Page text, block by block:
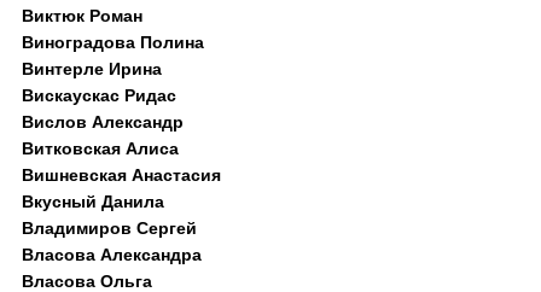
Виктюк Роман
Виноградова Полина
Винтерле Ирина
Вискаускас Ридас
Вислов Александр
Витковская Алиса
Вишневская Анастасия
Вкусный Данила
Владимиров Сергей
Власова Александра
Власова Ольга